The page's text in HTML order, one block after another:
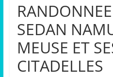
SEDAN
MEUSE ET
CITADELLES